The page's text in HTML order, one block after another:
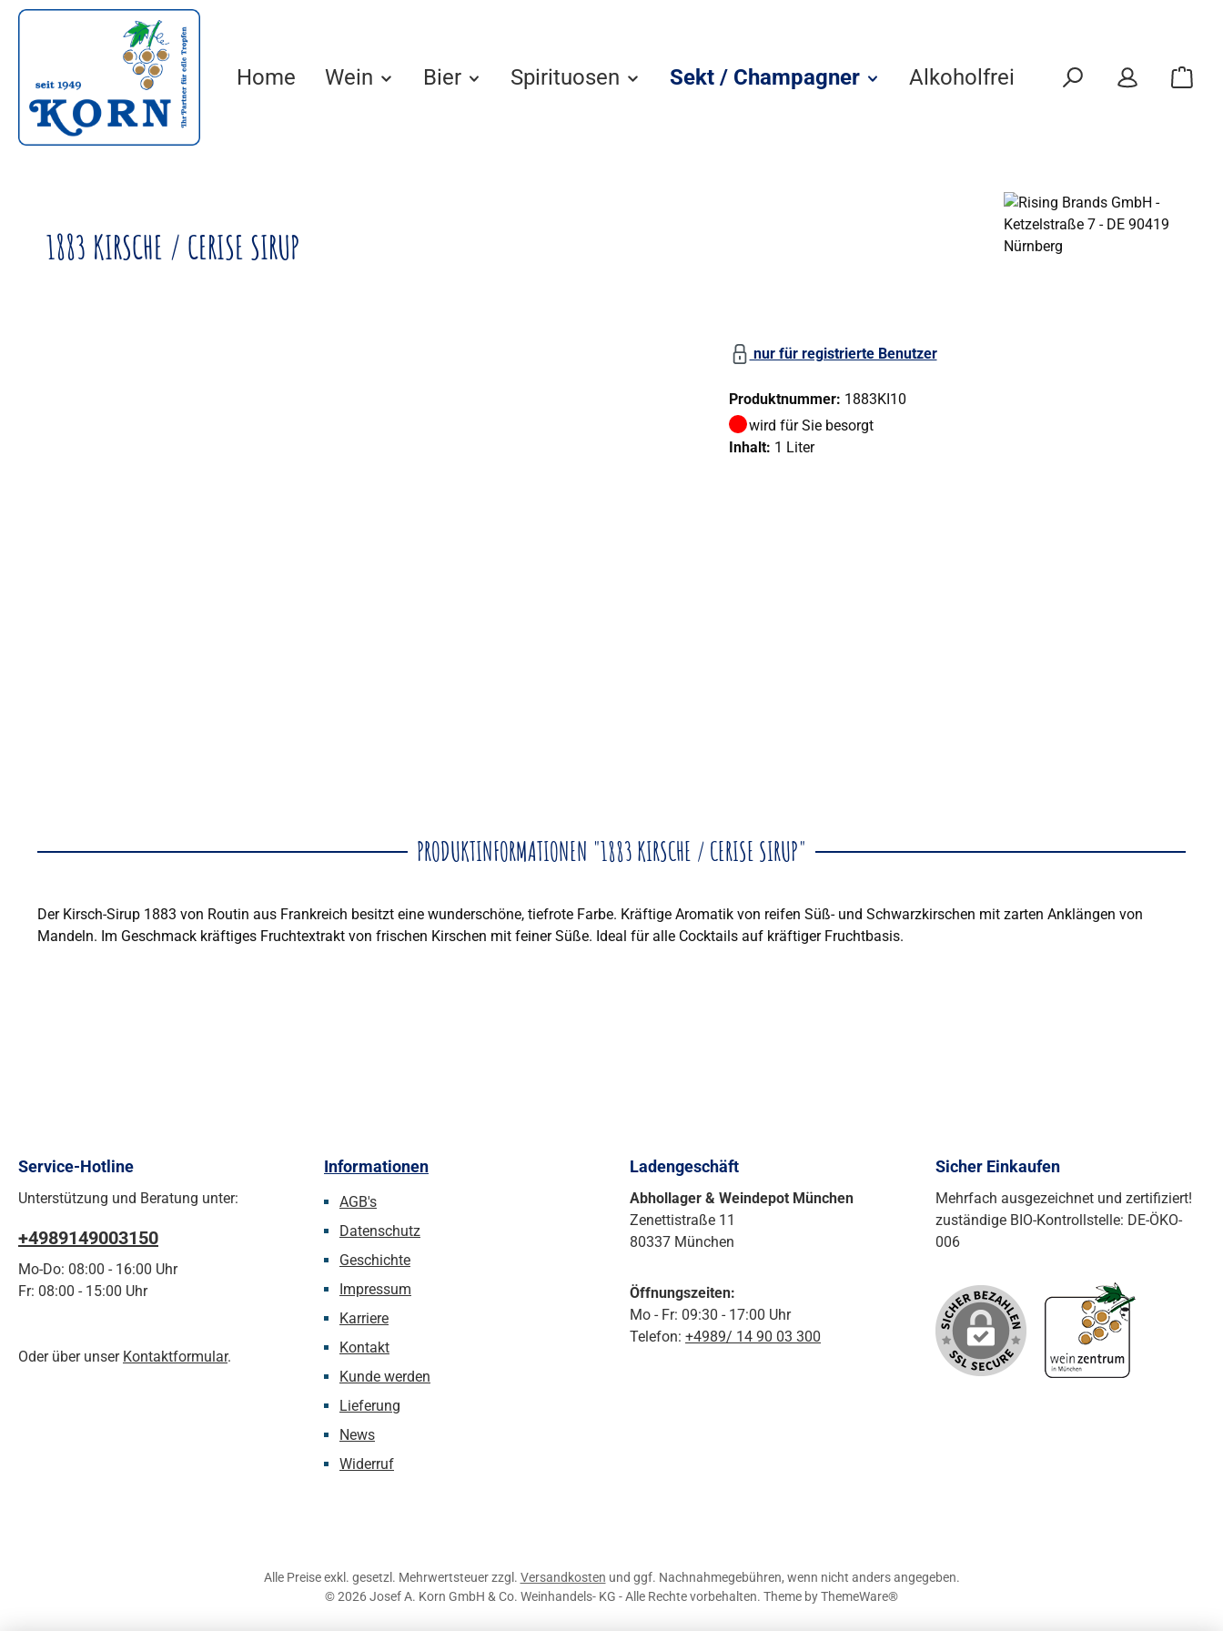
Zur Hauptnavigation springen
Home Wein Bier Spirituosen Sekt / Champagner Alkoholfrei Eigenmarken
1883 KIRSCHE / CERISE SIRUP
nur für registrierte Benutzer
Produktnummer: 1883KI10
wird für Sie besorgt
Inhalt: 1 Liter
PRODUKTINFORMATIONEN "1883 KIRSCHE / CERISE SIRUP"
Der Kirsch-Sirup 1883 von Routin aus Frankreich besitzt eine wunderschöne, tiefrote Farbe. Kräftige Aromatik von reifen Süß- und Schwarzkirschen mit zarten Anklängen von
Mandeln. Im Geschmack kräftiges Fruchtextrakt von frischen Kirschen mit feiner Süße. Ideal für alle Cocktails auf kräftiger Fruchtbasis.
Service-Hotline
Unterstützung und Beratung unter:
+4989149003150
Mo-Do: 08:00 - 16:00 Uhr
Fr: 08:00 - 15:00 Uhr
Oder über unser Kontaktformular.
Informationen
AGB's
Datenschutz
Geschichte
Impressum
Karriere
Kontakt
Kunde werden
Lieferung
News
Widerruf
Ladengeschäft
Abhollager & Weindepot München
Zenettistraße 11
80337 München
Öffnungszeiten:
Mo - Fr: 09:30 - 17:00 Uhr
Telefon: +4989/ 14 90 03 300
Sicher Einkaufen
Mehrfach ausgezeichnet und zertifiziert!
zuständige BIO-Kontrollstelle: DE-ÖKO-
006
Alle Preise exkl. gesetzl. Mehrwertsteuer zzgl. Versandkosten und ggf. Nachnahmegebühren, wenn nicht anders angegeben.
© 2026 Josef A. Korn GmbH & Co. Weinhandels- KG - Alle Rechte vorbehalten. Theme byThemeWare®